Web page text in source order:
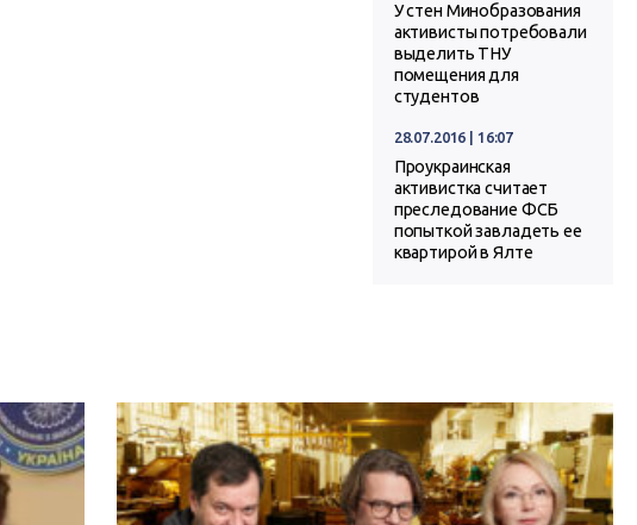
У стен Минобразования
активисты потребовали
выделить ТНУ
помещения для
студентов
28.07.2016 | 16:07
Проукраинская
активистка считает
преследование ФСБ
попыткой завладеть ее
квартирой в Ялте